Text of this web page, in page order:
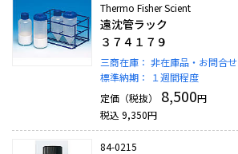
Thermo Fisher Scient
遠沈管ラック
３７４１７９
三商在庫： 非在庫品・お問合せ
標準納期：
１週間程度
定価（税抜）
8,500円
税込 9,350円
84-0215